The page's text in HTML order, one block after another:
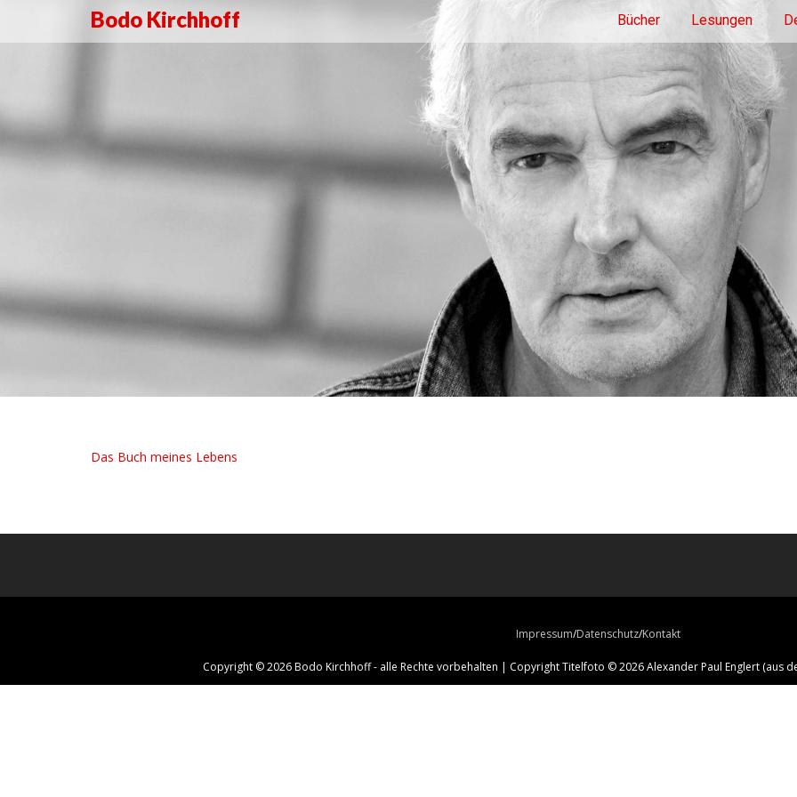
Bodo Kirchhoff Bücher Lesungen
Das Buch meines Lebens
Impressum Datenschutz Kontakt
Copyright © 2026 Bodo Kirchhoff - alle Rechte vorbehalten | Copyright Titelfoto © 2026 Alexander Paul Englert (aus